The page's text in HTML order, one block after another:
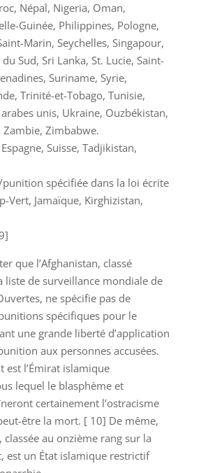
Népal, Nigeria, Oman,
Guinée, Philippines, Pologne,
Marin, Seychelles, Singapour,
Sud, Sri Lanka, St. Lucie, Saint-
Suriname, Syrie,
Trinité-et-Tobago, Tunisie,
unis, Ukraine, Ouzbékistan,
Zambie, Zimbabwe.
Suisse, Tadjikistan,
spécifiée dans la loi écrite
Vert, Jamaïque, Kirghizistan,
que l’Afghanistan, classé
liste de surveillance mondiale de
ne spécifie pas de
spécifiques pour le
une grande liberté d’application
aux personnes accusées.
est l’Émirat islamique
lequel le blasphème et
certainement l’ostracisme
être la mort. [ 10] De même,
classée au onzième rang sur la
est un État islamique restrictif